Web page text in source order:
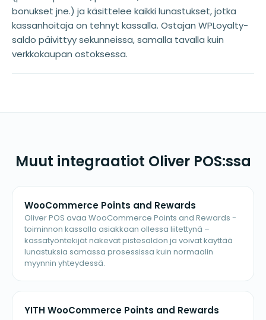
bonukset jne.) ja käsittelee kaikki lunastukset, jotka
kassanhoitaja on tehnyt kassalla. Ostajan WPLoyalty-
saldo päivittyy sekunneissa, samalla tavalla kuin
verkkokaupan ostoksessa.
Muut integraatiot Oliver POS:ssa
WooCommerce Points and Rewards
Oliver POS avaa WooCommerce Points and Rewards -
toiminnon kassalla asiakkaan ollessa liitettynä –
kassatyöntekijät näkevät pistesaldon ja voivat käyttää
lunastuksia samassa prosessissa kuin normaalin
myynnin yhteydessä.
YITH WooCommerce Points and Rewards